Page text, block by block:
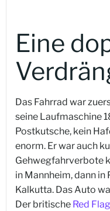
Eine
Das Fahrrad war
seine Laufmaschine
Postkutsche, kein
enorm. Er war auch
Gehwegfahrverbote
in Mannheim, dann in
Kalkutta. Das Auto
Der britische Red